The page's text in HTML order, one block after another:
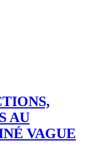
AU
VAGUE